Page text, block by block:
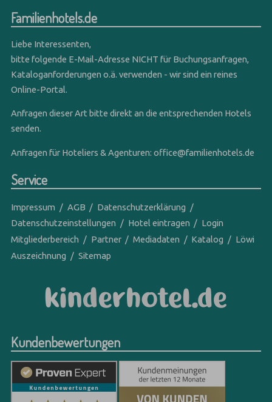
Familienhotels.de
Liebe Interessenten,
bitte folgende E-Mail-Adresse NICHT für Buchungsanfragen,
Kataloganforderungen o.ä. verwenden - wir sind ein reines
Online-Portal.
Anfragen dieser Art bitte direkt an die entsprechenden Hotels
senden.
Anfragen für Hoteliers & Agenturen:office@familienhotels.de
Service
Impressum AGB
Datenschutzerklärung
Datenschutzeinstellungen
Hotel eintragen
Login
Mitgliederbereich
Partner Mediadaten Katalog
Löwi
Auszeichnung
Sitemap
Kundenbewertungen